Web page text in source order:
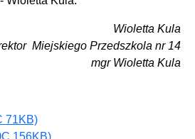
Wioletta Kula
Miejskiego Przedszkola nr 14
mgr Wioletta Kula
71KB)
156KB)